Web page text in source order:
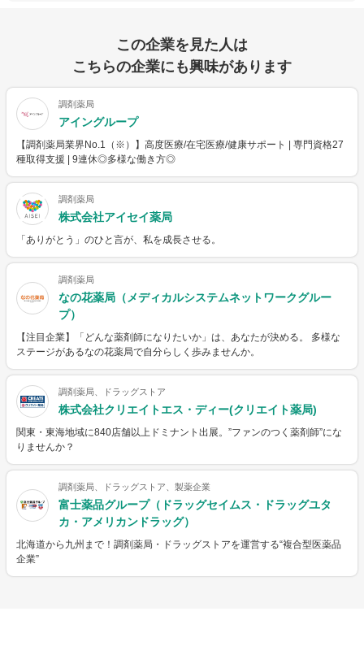
この企業を見た人は
こちらの企業にも興味があります
調剤薬局
アイングループ
【調剤薬局業界No.1（※）】高度医療/在宅医療/健康サポート | 専門資格27
種取得支援 | 9連休◎多様な働き方◎
調剤薬局
株式会社アイセイ薬局
「ありがとう」のひと言が、私を成長させる。
調剤薬局
なの花薬局（メディカルシステムネットワークグルー
プ）
【注目企業】「どんな薬剤師になりたいか」は、あなたが決める。 多様な
ステージがあるなの花薬局で自分らしく歩みませんか。
調剤薬局、ドラッグストア
株式会社クリエイトエス・ディー(クリエイト薬局)
関東・東海地域に840店舗以上ドミナント出展。”ファンのつく薬剤師”にな
りませんか？
調剤薬局、ドラッグストア、製薬企業
富士薬品グループ（ドラッグセイムス・ドラッグユタ
カ・アメリカンドラッグ）
北海道から九州まで！調剤薬局・ドラッグストアを運営する“複合型医薬品
企業”